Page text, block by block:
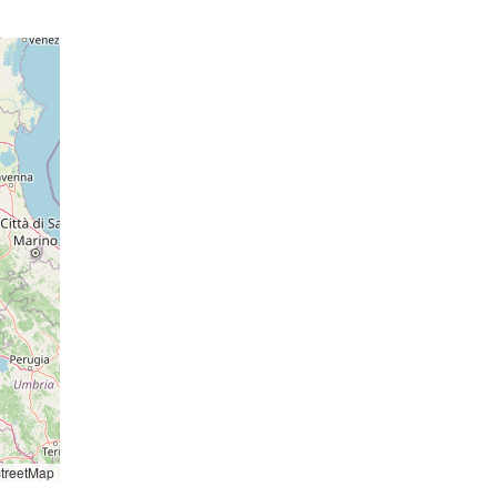
hPa
hPa
hPa
14:10
hPa
hPa
hPa
hPa
hPa
hPa
hPa
hPa
14:18
hPa
hPa
hPa